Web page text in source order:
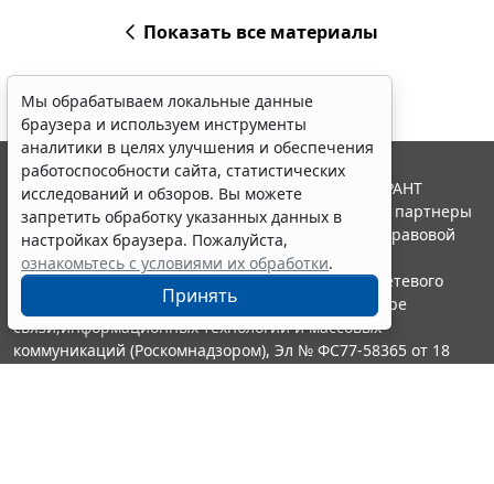
Показать все материалы
Мы обрабатываем локальные данные
браузера и используем инструменты
аналитики в целях улучшения и обеспечения
работоспособности сайта, статистических
исследований и обзоров. Вы можете
запретить обработку указанных данных в
настройках браузера. Пожалуйста,
ознакомьтесь с условиями их обработки.
Принять
© ООО "НПП "ГАРАНТ-СЕРВИС", 2026. Система ГАРАНТ
выпускается с 1990 года. Компания "Гарант" и ее партнеры
являются участниками Российской ассоциации правовой
информации ГАРАНТ.
Портал ГАРАНТ.РУ зарегистрирован в качестве сетевого
издания Федеральной службой по надзору в сфере
связи,информационных технологий и массовых
коммуникаций (Роскомнадзором), Эл № ФС77-58365 от 18